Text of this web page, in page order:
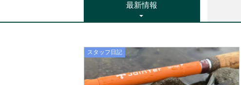
最新情報
スタッフ日記